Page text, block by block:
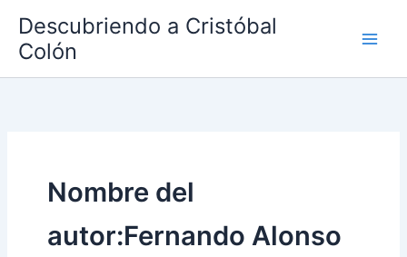
contenido
Descubriendo a Cristóbal
Colón
Nombre del
autor:Fernando Alonso